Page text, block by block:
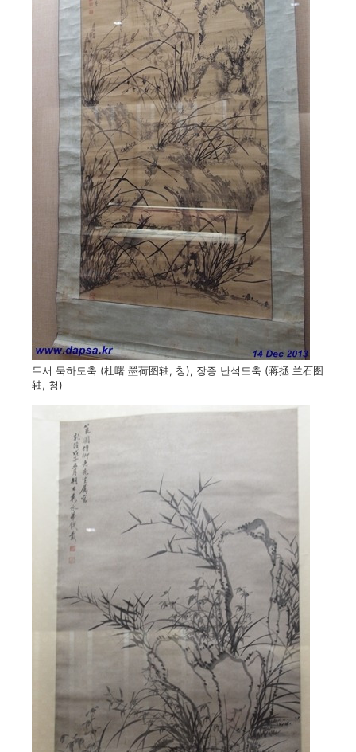
두서 묵하도축 (杜曙 墨荷图轴, 청), 장증 난석도축 (蒋拯 兰石图
轴, 청)